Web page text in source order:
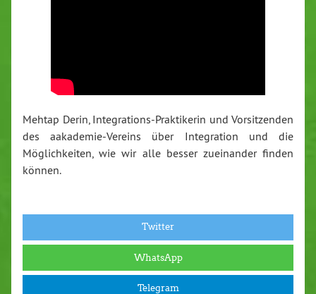
Mehtap Derin, Integrations-Praktikerin und Vorsitzenden
des aakademie-Vereins über Integration und die
Möglichkeiten, wie wir alle besser zueinander finden
können.
Twitter
WhatsApp
Telegram